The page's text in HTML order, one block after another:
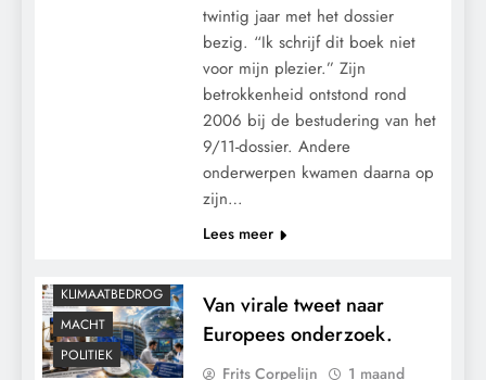
twintig jaar met het dossier
bezig. “Ik schrijf dit boek niet
voor mijn plezier.” Zijn
betrokkenheid ontstond rond
2006 bij de bestudering van het
9/11-dossier. Andere
onderwerpen kwamen daarna op
zijn…
Lees meer
KLIMAATBEDROG
MACHT
POLITIEK
Van virale tweet naar
Europees onderzoek.
Frits Corpelijn
1 maand